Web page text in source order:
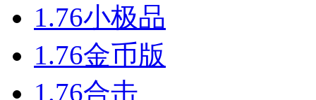
1.76小极品
1.76金币版
1.76合击